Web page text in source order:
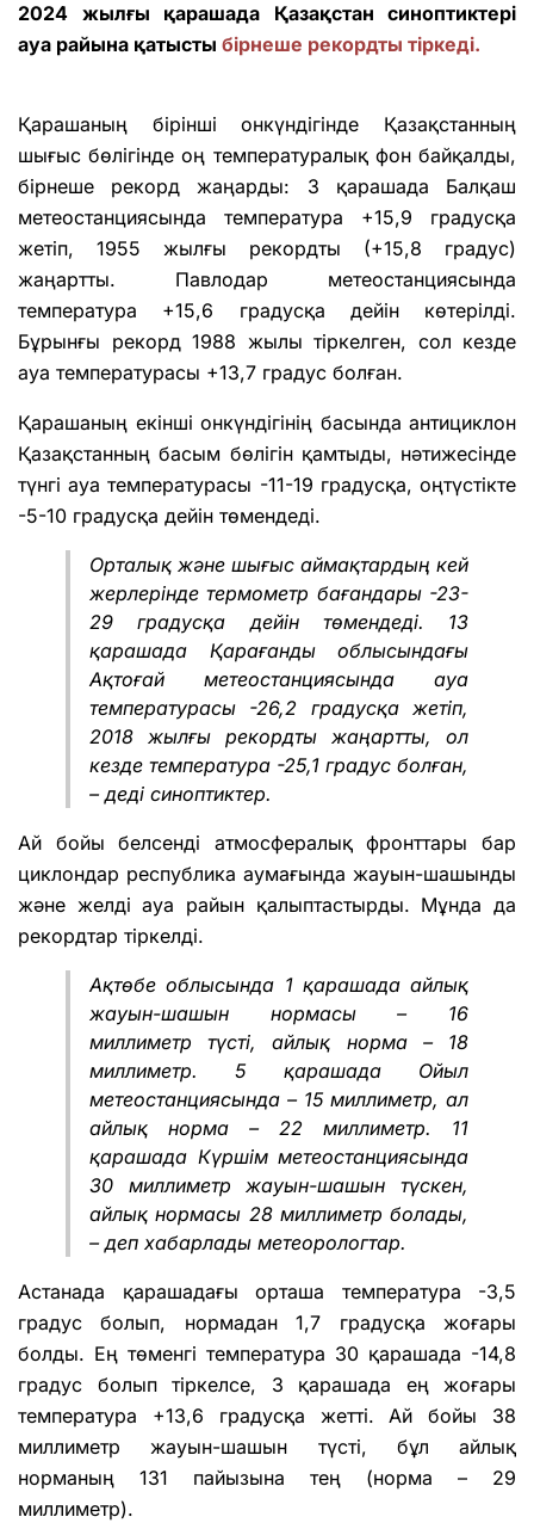
2024 жылғы қарашада Қазақстан синоптиктері
ауа райына қатысты бірнеше рекордты тіркеді.
Қарашаның бірінші онкүндігінде Қазақстанның
шығыс бөлігінде оң температуралық фон байқалды,
бірнеше рекорд жаңарды: 3 қарашада Балқаш
метеостанциясында температура +15,9 градусқа
жетіп, 1955 жылғы рекордты (+15,8 градус)
жаңартты. Павлодар метеостанциясында
температура +15,6 градусқа дейін көтерілді.
Бұрынғы рекорд 1988 жылы тіркелген, сол кезде
ауа температурасы +13,7 градус болған.
Қарашаның екінші онкүндігінің басында антициклон
Қазақстанның басым бөлігін қамтыды, нәтижесінде
түнгі ауа температурасы -11-19 градусқа, оңтүстікте
-5-10 градусқа дейін төмендеді.
Орталық және шығыс аймақтардың кей
жерлерінде термометр бағандары -23-
29 градусқа дейін төмендеді. 13
қарашада Қарағанды облысындағы
Ақтоғай метеостанциясында ауа
температурасы -26,2 градусқа жетіп,
2018 жылғы рекордты жаңартты, ол
кезде температура -25,1 градус болған,
– деді синоптиктер.
Ай бойы белсенді атмосфералық фронттары бар
циклондар республика аумағында жауын-шашынды
және желді ауа райын қалыптастырды. Мұнда да
рекордтар тіркелді.
Ақтөбе облысында 1 қарашада айлық
жауын-шашын нормасы – 16
миллиметр түсті, айлық норма – 18
миллиметр. 5 қарашада Ойыл
метеостанциясында – 15 миллиметр, ал
айлық норма – 22 миллиметр. 11
қарашада Күршім метеостанциясында
30 миллиметр жауын-шашын түскен,
айлық нормасы 28 миллиметр болады,
– деп хабарлады метеорологтар.
Астанада қарашадағы орташа температура -3,5
градус болып, нормадан 1,7 градусқа жоғары
болды. Ең төменгі температура 30 қарашада -14,8
градус болып тіркелсе, 3 қарашада ең жоғары
температура +13,6 градусқа жетті. Ай бойы 38
миллиметр жауын-шашын түсті, бұл айлық
норманың 131 пайызына тең (норма – 29
миллиметр).